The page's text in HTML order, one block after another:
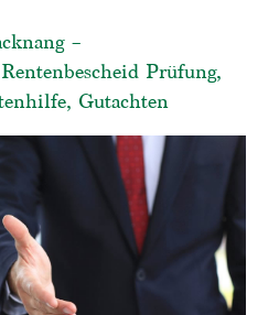
–
Prüfung,
Gutachten